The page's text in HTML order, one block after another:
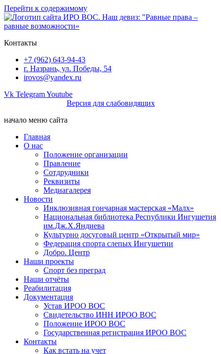
Перейти к содержимому
Контакты
+7 (962) 643-94-43
г. Назрань, ул. Победы, 54
irovos@yandex.ru
Vk TelegramYoutube
Версия для слабовидящих
начало меню сайта
Главная
О нас
Положение организации
Правление
Сотдрудники
Реквизиты
Медиагалерея
Новости
Инклюзивная гончарная мастерская «Малх»
Национальная библиотека Республики Ингушетия
им.Дж.Х.Яндиева
Культурно досуговый центр «Открытый мир»
Федерация спорта слепых Ингушетии
Добро. Центр
Наши проекты
Спорт без преград
Наши отчёты
Реабилитация
Документация
Устав ИРОО ВОС
Свидетельство ИНН ИРОО ВОС
Положение ИРОО ВОС
Государственная регистрация ИРОО ВОС
Контакты
Как встать на учет